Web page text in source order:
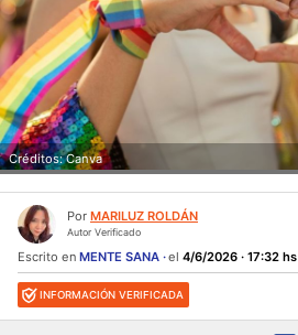
Créditos: Canva
Por MARILUZ ROLDÁN
Autor Verificado
Escrito en MENTE SANA el 4/6/2026 · 17:32 hs
INFORMACIÓN VERIFICADA